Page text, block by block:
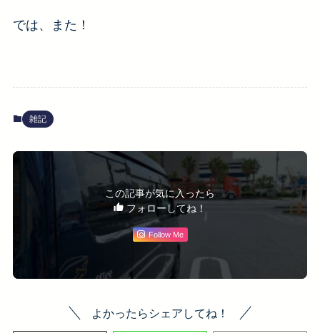
では、また！
雑記
この記事が気に入ったら
フォローしてね！
Follow Me
よかったらシェアしてね！